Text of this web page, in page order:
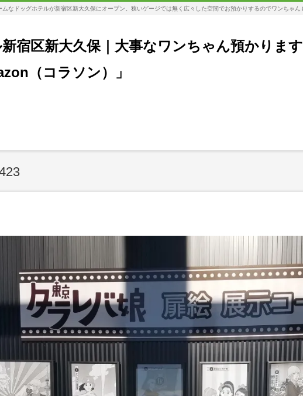
なドッグホテルが新宿区新大久保にオープン。狭いゲージでは無く広々した空間でお預かりするのでワンちゃ
新宿区新大久保｜大事なワンちゃん預かりま
（コラソン）」